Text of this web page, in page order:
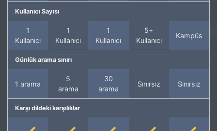
Kullanıcı Sayısı
1
Kullanıcı
1
Kullanıcı
1
Kullanıcı
5+
Kullanıcı
Kampüs
Günlük arama sınırı
1 arama
5
arama
30
arama
Sınırsız Sınırsız
Karşı dildeki karşılıklar